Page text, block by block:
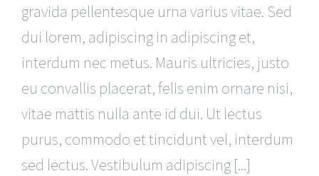
gravida pellentesque urna varius vitae. Sed
dui lorem, adipiscing in adipiscing et,
interdum nec metus. Mauris ultricies, justo
eu convallis placerat, felis enim ornare nisi,
vitae mattis nulla ante id dui. Ut lectus
purus, commodo et tincidunt vel, interdum
sed lectus. Vestibulum adipiscing [...]